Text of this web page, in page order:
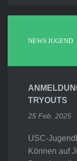
NEWS JUGEND
TRYOUTS
25 Feb. 2025
USC-
Können auf